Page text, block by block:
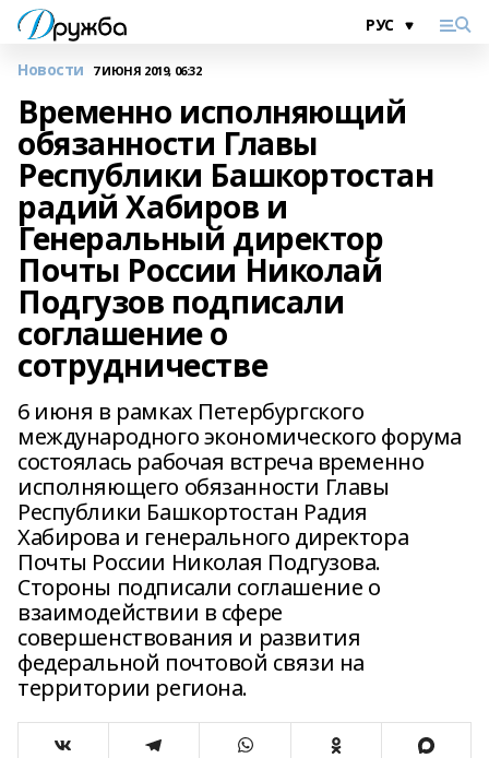
Новости 7 ИЮНЯ 2019, 06:32
Временно исполняющий
обязанности Главы
Республики Башкортостан
радий Хабиров и
Генеральный директор
Почты России Николай
Подгузов подписали
соглашение о
сотрудничестве
6 июня в рамках Петербургского
международного экономического форума
состоялась рабочая встреча временно
исполняющего обязанности Главы
Республики Башкортостан Радия
Хабирова и генерального директора
Почты России Николая Подгузова.
Стороны подписали соглашение о
взаимодействии в сфере
совершенствования и развития
федеральной почтовой связи на
территории региона.